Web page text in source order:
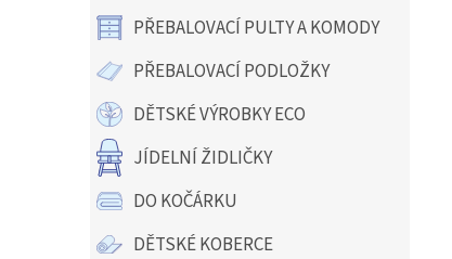
PŘEBALOVACÍ PULTY A KOMODY
PŘEBALOVACÍ PODLOŽKY
DĚTSKÉ VÝROBKY ECO
JÍDELNÍ ŽIDLIČKY
DO KOČÁRKU
DĚTSKÉ KOBERCE